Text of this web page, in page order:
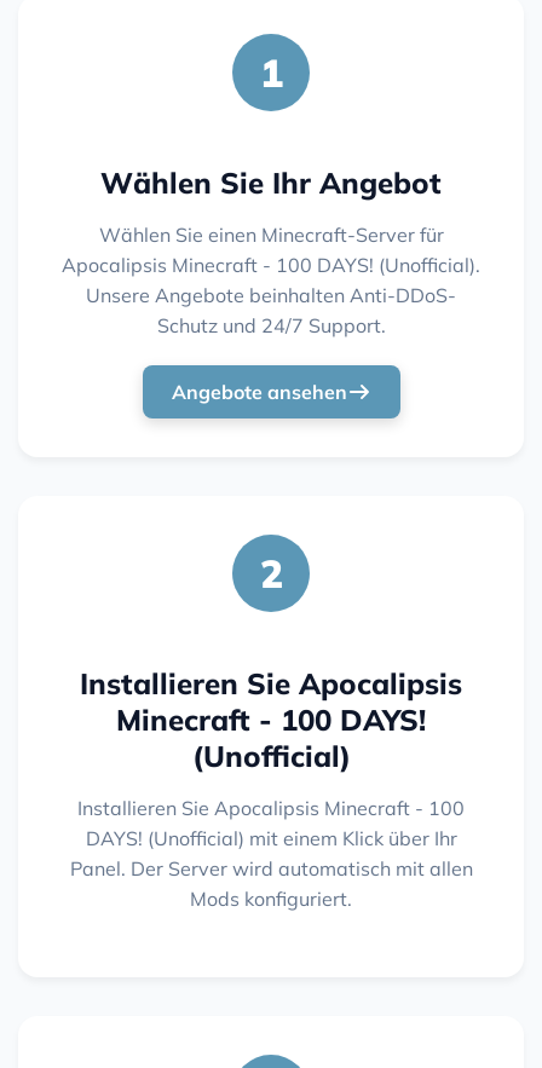
1
Wählen Sie Ihr Angebot
Wählen Sie einen Minecraft-Server für
Apocalipsis Minecraft - 100 DAYS! (Unofficial).
Unsere Angebote beinhalten Anti-DDoS-
Schutz und 24/7 Support.
Angebote ansehen
2
Installieren Sie Apocalipsis
Minecraft - 100 DAYS!
(Unofficial)
Installieren Sie Apocalipsis Minecraft - 100
DAYS! (Unofficial) mit einem Klick über Ihr
Panel. Der Server wird automatisch mit allen
Mods konfiguriert.